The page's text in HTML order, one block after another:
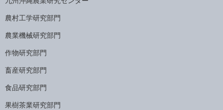
農村工学研究部門
農業機械研究部門
作物研究部門
畜産研究部門
食品研究部門
果樹茶業研究部門